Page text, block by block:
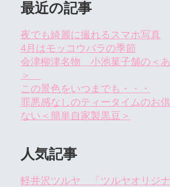
最近の記事
夜でも綺麗に撮れるスマホ写真
4月はモッコウバラの季節
会津柳津名物 小池菓子舗の＜
＞
この景色をいつまでも・・・
罪悪感なしのティータイムのお
ない＜簡単自家製黒豆＞
人気記事
軽井沢ツルヤ 「ツルヤオリジ